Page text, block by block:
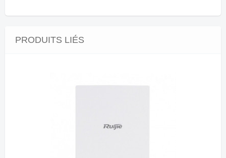
PRODUITS LIÉS